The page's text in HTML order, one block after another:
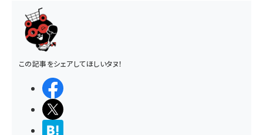
この記事をシェアしてほしいタヌ！